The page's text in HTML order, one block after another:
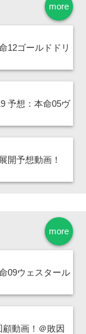
more
12ゴールドドリ
予想：本命05ヴ
開予想動画！
more
09ウェスタール
動画！＠敗因